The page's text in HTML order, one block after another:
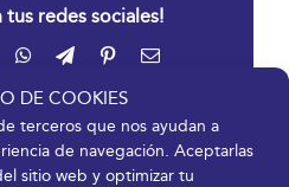
DE COOKIES
terceros que nos ayudan a
de navegación. Aceptarlas
sitio web y optimizar tu
tus redes sociales!
WhatsApp
TelegramPinterestCorreo